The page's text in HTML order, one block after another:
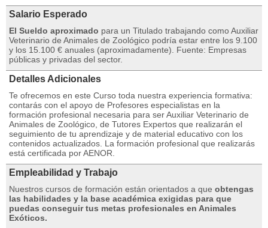
Salario Esperado
El Sueldo aproximado para un Titulado trabajando como Auxiliar
Veterinario de Animales de Zoológico podría estar entre los 9.100
y los 15.100 € anuales (aproximadamente). Fuente: Empresas
públicas y privadas del sector.
Detalles Adicionales
Te ofrecemos en este Curso toda nuestra experiencia formativa:
contarás con el apoyo de Profesores especialistas en la
formación profesional necesaria para ser Auxiliar Veterinario de
Animales de Zoológico, de Tutores Expertos que realizarán el
seguimiento de tu aprendizaje y de material educativo con los
contenidos actualizados. La formación profesional que realizarás
está certificada por AENOR.
Empleabilidad y Trabajo
Nuestros cursos de formación están orientados a que obtengas
las habilidades y la base académica exigidas para que
puedas conseguir tus metas profesionales en Animales
Exóticos.